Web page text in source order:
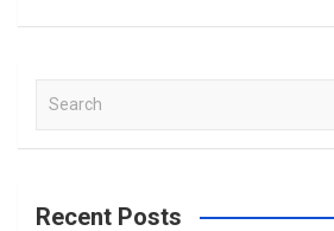
a
c
Recent Posts